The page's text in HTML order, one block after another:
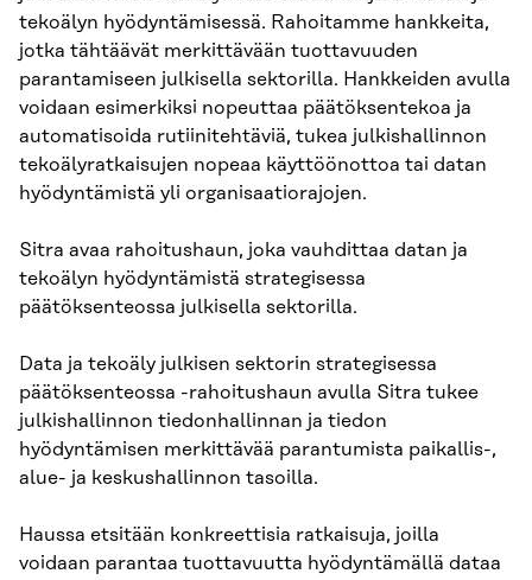
tekoälyn hyödyntämisessä. Rahoitamme hankkeita,
jotka tähtäävät merkittävään tuottavuuden
parantamiseen julkisella sektorilla. Hankkeiden avulla
voidaan esimerkiksi nopeuttaa päätöksentekoa ja
automatisoida rutiinitehtäviä, tukea julkishallinnon
tekoälyratkaisujen nopeaa käyttöönottoa tai datan
hyödyntämistä yli organisaatiorajojen.
Sitra avaa rahoitushaun, joka vauhdittaa datan ja
tekoälyn hyödyntämistä strategisessa
päätöksenteossa julkisella sektorilla.
Data ja tekoäly julkisen sektorin strategisessa
päätöksenteossa -rahoitushaun avulla Sitra tukee
julkishallinnon tiedonhallinnan ja tiedon
hyödyntämisen merkittävää parantumista paikallis-,
alue- ja keskushallinnon tasoilla.
Haussa etsitään konkreettisia ratkaisuja, joilla
voidaan parantaa tuottavuutta hyödyntämällä dataa